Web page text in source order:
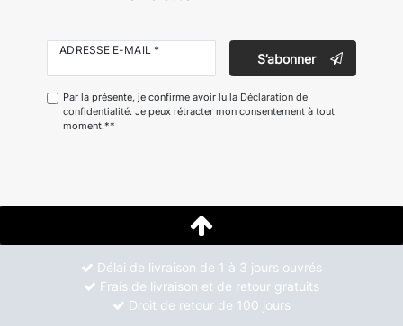
ADRESSE E-MAIL *
S’abonner
Par la présente, je confirme avoir lu la Déclaration de
confidentialité. Je peux rétracter mon consentement à tout
moment.**
Délai de livraison de 1 à 3 jours ouvrés
Frais de livraison et de retour gratuits
Droit de retour de 100 jours